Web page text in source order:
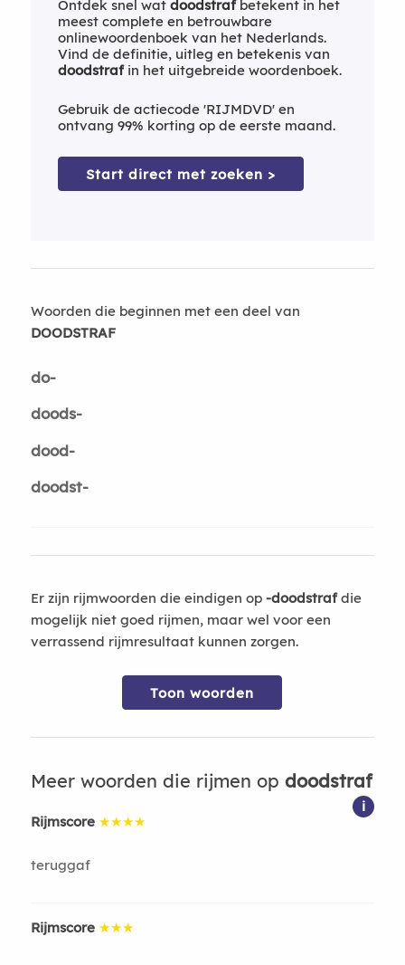
Ontdek snel wat doodstrafbetekent in het
meest complete en betrouwbare
onlinewoordenboek van het Nederlands.
Vind de definitie, uitleg en betekenis van
doodstrafin het uitgebreide woordenboek.
Gebruik de actiecode 'RIJMDVD' en
ontvang 99% korting op de eerste maand.
Start direct met zoeken >
Woorden die beginnen met een deel van
DOODSTRAF
do-
doods-
dood-
doodst-
Er zijn rijmwoorden die eindigen op -doodstrafdie
mogelijk niet goed rijmen, maar wel voor een
verrassend rijmresultaat kunnen zorgen.
Toon woorden
Meer woorden die rijmen op doodstraf
i
Rijmscore ★★★★
teruggaf
Rijmscore ★★★